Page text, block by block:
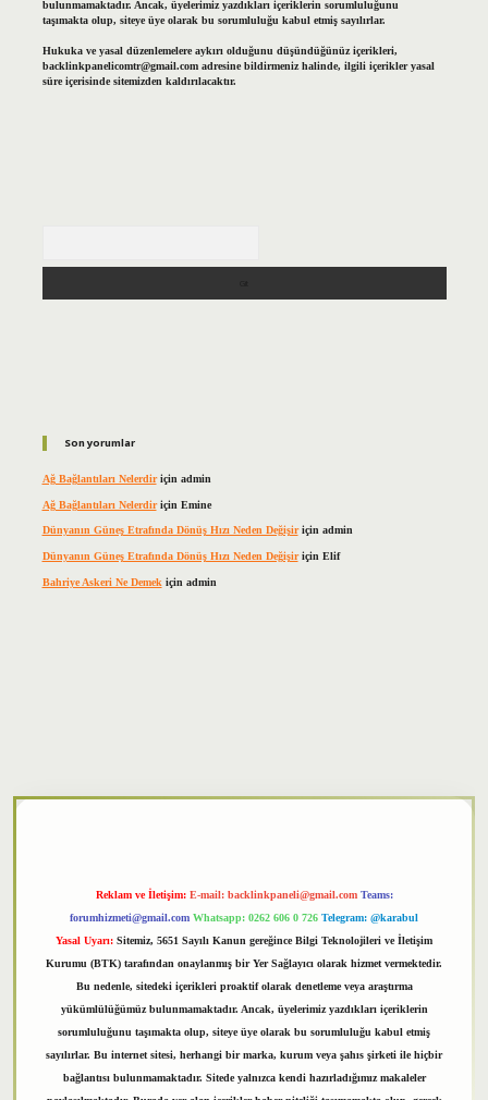
bulunmamaktadır. Ancak, üyelerimiz yazdıkları içeriklerin sorumluluğunu
taşımakta olup, siteye üye olarak bu sorumluluğu kabul etmiş sayılırlar.
Hukuka ve yasal düzenlemelere aykırı olduğunu düşündüğünüz içerikleri,
backlinkpanelicomtr@gmail.comadresine bildirmeniz halinde, ilgili içerikler yasal
süre içerisinde sitemizden kaldırılacaktır.
Son yorumlar
Ağ Bağlantıları Nelerdiriçin admin
Ağ Bağlantıları Nelerdiriçin Emine
Dünyanın Güneş Etrafında Dönüş Hızı Neden Değişiriçin admin
Dünyanın Güneş Etrafında Dönüş Hızı Neden Değişiriçin Elif
Bahriye Askeri Ne Demek için admin
Reklam ve İletişim: E-mail: backlinkpaneli@gmail.com Teams:
forumhizmeti@gmail.com Whatsapp: 0262 606 0 726 Telegram: @karabul
Yasal Uyarı: Sitemiz, 5651 Sayılı Kanun gereğince Bilgi Teknolojileri ve İletişim
Kurumu (BTK) tarafından onaylanmış bir Yer Sağlayıcı olarak hizmet vermektedir.
Bu nedenle, sitedeki içerikleri proaktif olarak denetleme veya araştırma
yükümlülüğümüz bulunmamaktadır. Ancak, üyelerimiz yazdıkları içeriklerin
sorumluluğunu taşımakta olup, siteye üye olarak bu sorumluluğu kabul etmiş
sayılırlar. Bu internet sitesi, herhangi bir marka, kurum veya şahıs şirketi ile hiçbir
bağlantısı bulunmamaktadır. Sitede yalnızca kendi hazırladığımız makaleler